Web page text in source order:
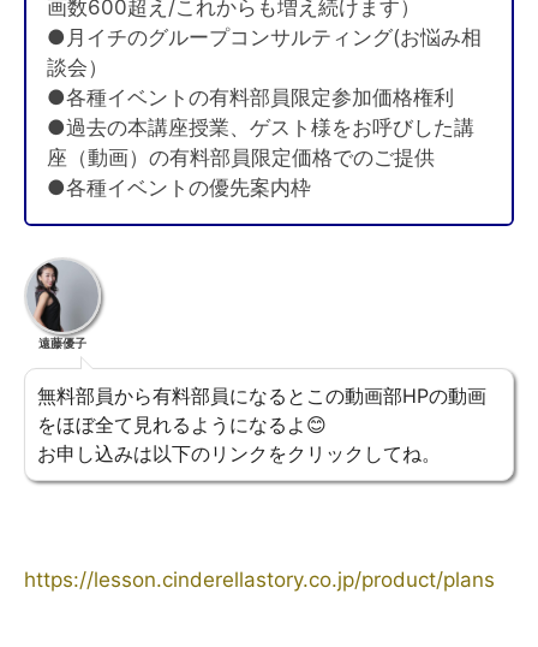
画数600超え/これからも増え続けます）
●月イチのグループコンサルティング(お悩み相
談会）
●各種イベントの有料部員限定参加価格権利
●過去の本講座授業、ゲスト様をお呼びした講
座（動画）の有料部員限定価格でのご提供
●各種イベントの優先案内枠
遠藤優子
無料部員から有料部員になるとこの動画部HPの動画
をほぼ全て見れるようになるよ😊
お申し込みは以下のリンクをクリックしてね。
https://lesson.cinderellastory.co.jp/product/plans